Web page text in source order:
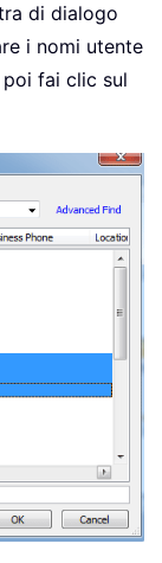
di dialogo
i nomi utente
fai clic sul